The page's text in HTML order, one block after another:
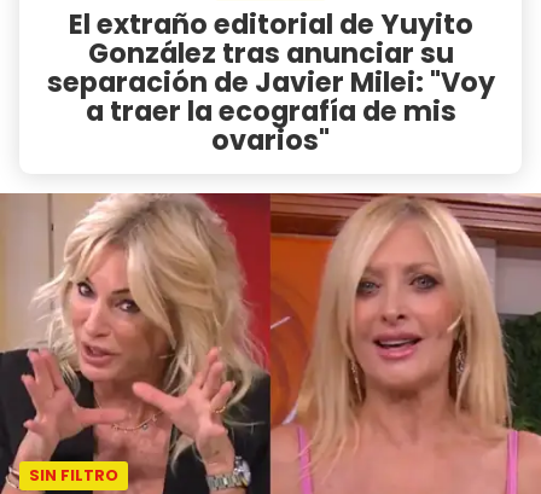
El extraño editorial de Yuyito
González tras anunciar su
separación de Javier Milei: "Voy
a traer la ecografía de mis
ovarios"
SIN FILTRO